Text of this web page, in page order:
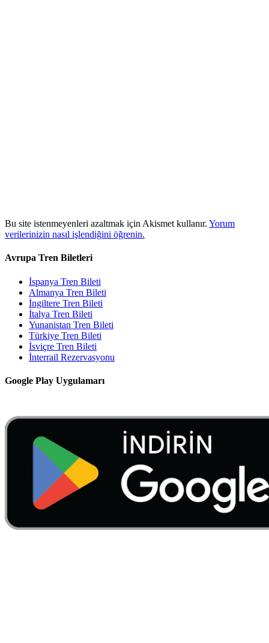
Bu site istenmeyenleri azaltmak için Akismet kullanır. Yorum
verilerinizin nasıl işlendiğini öğrenin.
Avrupa Tren Biletleri
İspanya Tren Bileti
Almanya Tren Bileti
İngiltere Tren Bileti
İtalya Tren Bileti
Yunanistan Tren Bileti
Türkiye Tren Bileti
İsviçre Tren Bileti
İnterrail Rezervasyonu
Google Play Uygulamarı